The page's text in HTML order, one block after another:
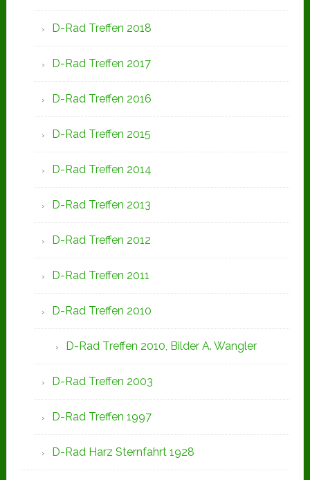
D-Rad Treffen 2018
D-Rad Treffen 2017
D-Rad Treffen 2016
D-Rad Treffen 2015
D-Rad Treffen 2014
D-Rad Treffen 2013
D-Rad Treffen 2012
D-Rad Treffen 2011
D-Rad Treffen 2010
D-Rad Treffen 2010, Bilder A. Wangler
D-Rad Treffen 2003
D-Rad Treffen 1997
D-Rad Harz Sternfahrt 1928